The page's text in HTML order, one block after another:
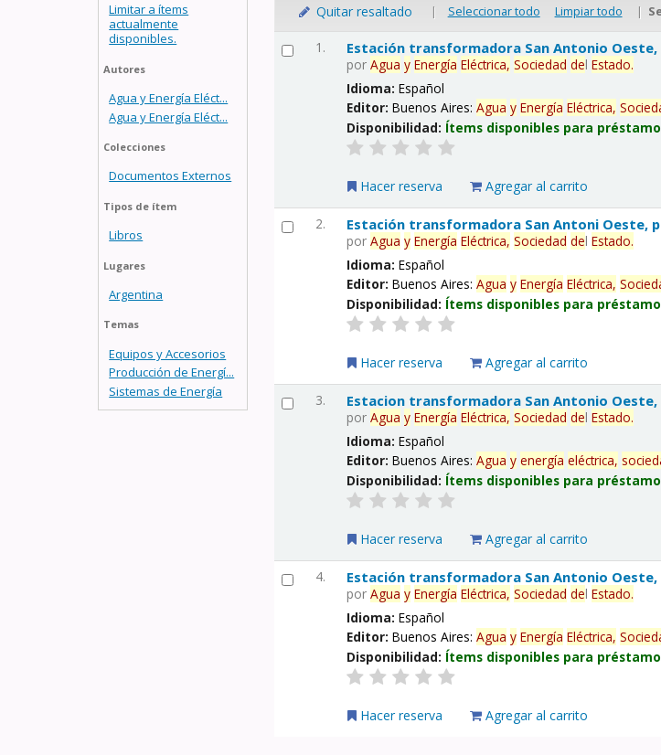
Limitar a ítems
actualmente
disponibles.
Autores
Agua y Energía Eléct...
Agua y Energía Eléct...
Colecciones
Documentos Externos
Tipos de ítem
Libros
Lugares
Argentina
Temas
Equipos y Accesorios
Producción de Energí...
Sistemas de Energía
Quitar resaltado | Seleccionar todo Limpiar todo |
1. Estación transformadora San Antonio Oeste,
porAgua y Energía Eléctrica, Sociedad delEstado.
Idioma:Español
Editor:Buenos Aires:Agua y Energía Eléctrica,
Disponibilidad: Ítems disponibles para
Hacer reserva Agregar al carrito
2. Estación transformadora San Antoni Oeste,
porAgua y Energía Eléctrica, Sociedad delEstado.
Idioma:Español
Editor:Buenos Aires:Agua y Energía Eléctrica,
Disponibilidad: Ítems disponibles para
Hacer reserva Agregar al carrito
3. Estacion transformadora San Antonio Oeste,
porAgua y Energía Eléctrica, Sociedad delEstado.
Idioma:Español
Editor:Buenos Aires:Agua y energía eléctrica,
Disponibilidad: Ítems disponibles para
Hacer reserva Agregar al carrito
4. Estación transformadora San Antonio Oeste,
porAgua y Energía Eléctrica, Sociedad delEstado.
Idioma:Español
Editor:Buenos Aires:Agua y Energía Eléctrica,
Disponibilidad: Ítems disponibles para
Hacer reserva Agregar al carrito